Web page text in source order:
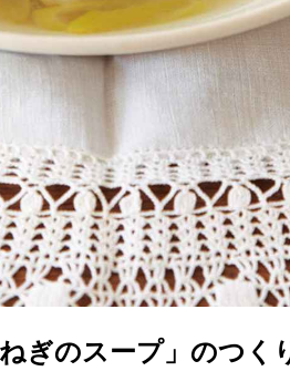
ぎのスープ」のつく